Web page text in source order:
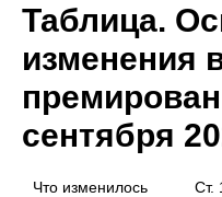
Таблица.
изменения
сентября
Что изменилось Ст.